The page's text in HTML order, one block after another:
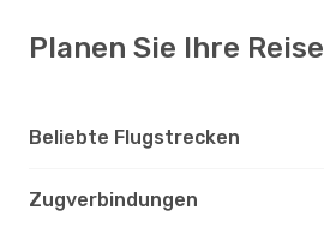
Planen Sie Ihre Reise
Beliebte Flugstrecken
Zugverbindungen